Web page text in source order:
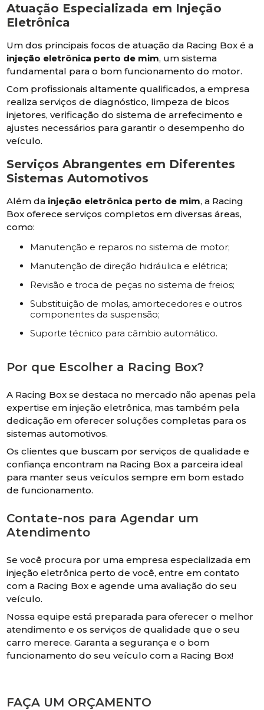
Atuação Especializada em Injeção
Eletrônica
Um dos principais focos de atuação da Racing Box é a
injeção eletrônica perto de mim, um sistema
fundamental para o bom funcionamento do motor.
Com profissionais altamente qualificados, a empresa
realiza serviços de diagnóstico, limpeza de bicos
injetores, verificação do sistema de arrefecimento e
ajustes necessários para garantir o desempenho do
veículo.
Serviços Abrangentes em Diferentes
Sistemas Automotivos
Além da injeção eletrônica perto de mim, a Racing
Box oferece serviços completos em diversas áreas,
como:
Manutenção e reparos no sistema de motor;
Manutenção de direção hidráulica e elétrica;
Revisão e troca de peças no sistema de freios;
Substituição de molas, amortecedores e outros
componentes da suspensão;
Suporte técnico para câmbio automático.
Por que Escolher a Racing Box?
A Racing Box se destaca no mercado não apenas pela
expertise em injeção eletrônica, mas também pela
dedicação em oferecer soluções completas para os
sistemas automotivos.
Os clientes que buscam por serviços de qualidade e
confiança encontram na Racing Box a parceira ideal
para manter seus veículos sempre em bom estado
de funcionamento.
Contate-nos para Agendar um
Atendimento
Se você procura por uma empresa especializada em
injeção eletrônica perto de você, entre em contato
com a Racing Box e agende uma avaliação do seu
veículo.
Nossa equipe está preparada para oferecer o melhor
atendimento e os serviços de qualidade que o seu
carro merece. Garanta a segurança e o bom
funcionamento do seu veículo com a Racing Box!
FAÇA UM ORÇAMENTO